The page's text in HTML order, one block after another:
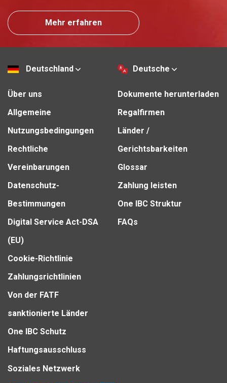
Mehr erfahren
Deutschland Deutsche
Über uns
Allgemeine
Nutzungsbedingungen
Rechtliche
Vereinbarungen
Datenschutz-
Bestimmungen
Digital Service Act-DSA
(EU)
Cookie-Richtlinie
Zahlungsrichtlinien
Von der FATF
sanktionierte Länder
One IBC Schutz
Haftungsausschluss
Dokumente herunterladen
Regalfirmen
Länder /
Gerichtsbarkeiten
Glossar
Zahlung leisten
One IBC Struktur
FAQs
Soziales Netzwerk